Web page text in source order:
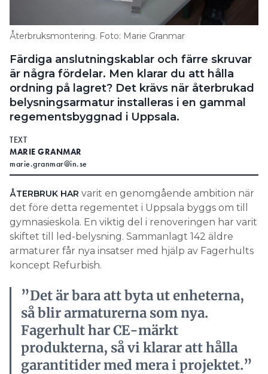
Återbruksmontering. Foto: Marie Granmar
Färdiga anslutningskablar och färre skruvar
är några fördelar. Men klarar du att hålla
ordning på lagret? Det krävs när återbrukad
belysningsarmatur installeras i en gammal
regementsbyggnad i Uppsala.
TEXT
MARIE GRANMAR
marie.granmar@in.se
ÅTERBRUK HAR varit en genomgående ambition när
det före detta regementet i Uppsala byggs om till
gymnasieskola. En viktig del i renoveringen har varit
skiftet till led-belysning. Sammanlagt 142 äldre
armaturer får nya insatser med hjälp av Fagerhults
koncept Refurbish.
”Det är bara att byta ut enheterna,
så blir armaturerna som nya.
Fagerhult har CE-märkt
produkterna, så vi klarar att hålla
garantitider med mera i projektet.”